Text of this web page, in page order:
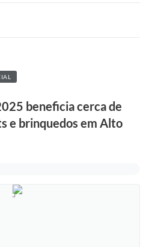
beneficia cerca de
e brinquedos em Alto